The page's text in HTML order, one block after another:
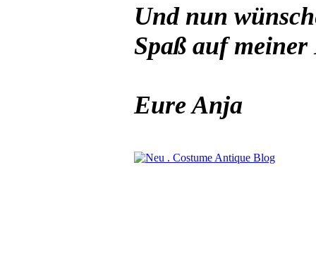
Und nun
Spaß auf meiner
Eure Anja